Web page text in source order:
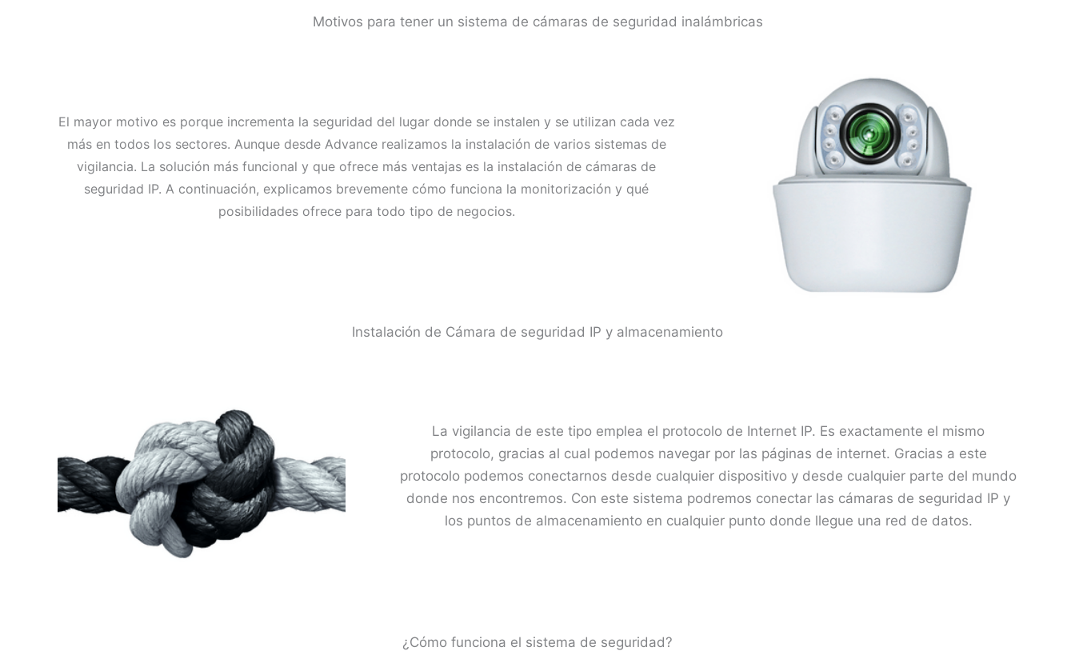
Motivos para tener un sistema de cámaras de seguridad inalámbricas
El mayor motivo es porque incrementa la seguridad del lugar donde se instalen y se utilizan cada vez
más en todos los sectores. Aunque desde Advance realizamos la instalación de varios sistemas de
vigilancia. La solución más funcional y que ofrece más ventajas es la instalación de cámaras de
seguridad IP. A continuación, explicamos brevemente cómo funciona la monitorización y qué
posibilidades ofrece para todo tipo de negocios.
Instalación de Cámara de seguridad IP y almacenamiento
La vigilancia de este tipo emplea el protocolo de Internet IP. Es exactamente el mismo
protocolo, gracias al cual podemos navegar por las páginas de internet. Gracias a este
protocolo podemos conectarnos desde cualquier dispositivo y desde cualquier parte del mundo
donde nos encontremos. Con este sistema podremos conectar las cámaras de seguridad IP y
los puntos de almacenamiento en cualquier punto donde llegue una red de datos.
¿Cómo funciona el sistema de seguridad?